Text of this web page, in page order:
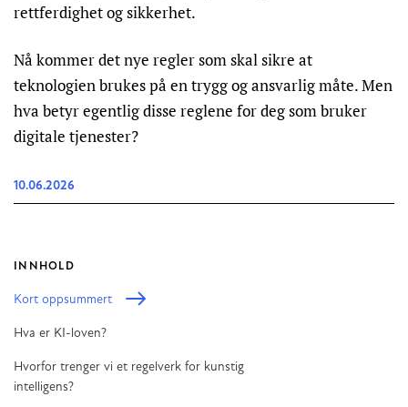
rettferdighet og sikkerhet.
Nå kommer det nye regler som skal sikre at
teknologien brukes på en trygg og ansvarlig måte. Men
hva betyr egentlig disse reglene for deg som bruker
digitale tjenester?
10.06.2026
INNHOLD
Kort oppsummert
Hva er KI-loven?
Hvorfor trenger vi et regelverk for kunstig
intelligens?